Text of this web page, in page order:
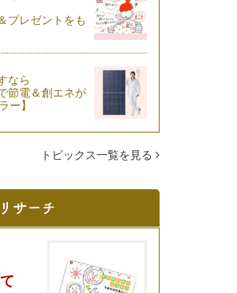
プレゼントをも
なら
節電＆創エネが
ー】
トピックス一覧を見る